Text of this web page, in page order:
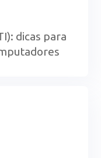
dicas para